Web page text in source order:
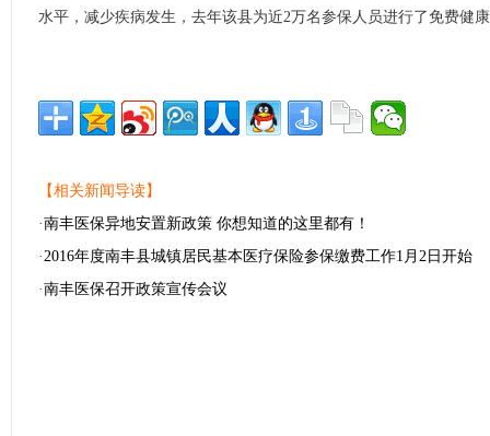
水平，减少疾病发生，去年该县为近2万名参保人员进行了免费健
【相关新闻导读】
·南丰医保异地安置新政策 你想知道的这里都有！
·2016年度南丰县城镇居民基本医疗保险参保缴费工作1月2日开始
·南丰医保召开政策宣传会议